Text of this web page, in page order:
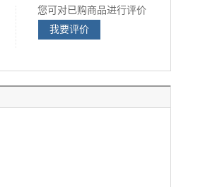
您可对已购商品进行评价
我要评价